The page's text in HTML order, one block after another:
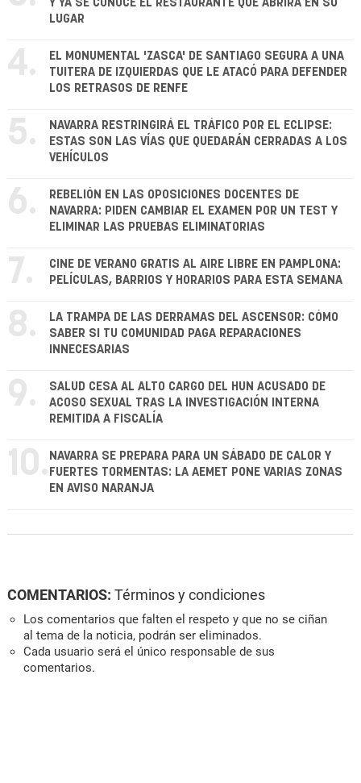
Y YA SE CONOCE EL RESTAURANTE QUE ABRIRÁ EN SU
LUGAR
4.
EL MONUMENTAL 'ZASCA' DE SANTIAGO SEGURA A UNA
TUITERA DE IZQUIERDAS QUE LE ATACÓ PARA DEFENDER
LOS RETRASOS DE RENFE
5.
NAVARRA RESTRINGIRÁ EL TRÁFICO POR EL ECLIPSE:
ESTAS SON LAS VÍAS QUE QUEDARÁN CERRADAS A LOS
VEHÍCULOS
6.
REBELIÓN EN LAS OPOSICIONES DOCENTES DE
NAVARRA: PIDEN CAMBIAR EL EXAMEN POR UN TEST Y
ELIMINAR LAS PRUEBAS ELIMINATORIAS
7.
CINE DE VERANO GRATIS AL AIRE LIBRE EN PAMPLONA:
PELÍCULAS, BARRIOS Y HORARIOS PARA ESTA SEMANA
8.
LA TRAMPA DE LAS DERRAMAS DEL ASCENSOR: CÓMO
SABER SI TU COMUNIDAD PAGA REPARACIONES
INNECESARIAS
9.
SALUD CESA AL ALTO CARGO DEL HUN ACUSADO DE
ACOSO SEXUAL TRAS LA INVESTIGACIÓN INTERNA
REMITIDA A FISCALÍA
10. NAVARRA SE PREPARA PARA UN SÁBADO DE CALOR Y
FUERTES TORMENTAS: LA AEMET PONE VARIAS ZONAS
EN AVISO NARANJA
COMENTARIOS: Términos y condiciones
Los comentarios que falten el respeto y que no se ciñan
al tema de la noticia, podrán ser eliminados.
Cada usuario será el único responsable de sus
comentarios.